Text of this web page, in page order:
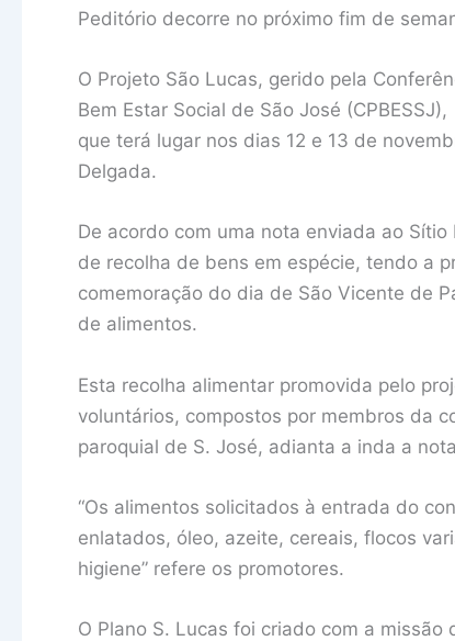
Peditório decorre no próximo fim de
O Projeto São Lucas, gerido pela
Bem Estar Social de São José
que terá lugar nos dias 12 e 13 de
Delgada.
De acordo com uma nota enviada ao
de recolha de bens em espécie, tendo a
comemoração do dia de São Vicente de
de alimentos.
Esta recolha alimentar promovida pelo
voluntários, compostos por membros da
paroquial de S. José, adianta a inda a
“Os alimentos solicitados à entrada do
enlatados, óleo, azeite, cereais, flocos
higiene” refere os promotores.
O Plano S. Lucas foi criado com a